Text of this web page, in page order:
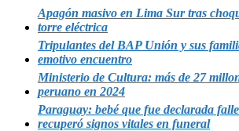
Apagón masivo en Lima Sur tras
torre eléctrica
Tripulantes del BAP Unión y sus
emotivo encuentro
Ministerio de Cultura: más de 27
peruano en 2024
Paraguay: bebé que fue declarada
recuperó signos vitales en funeral